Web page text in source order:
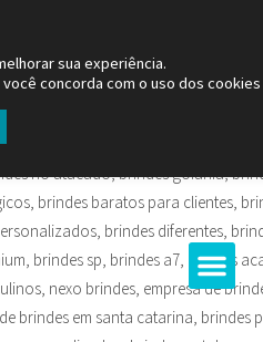
sua experiência.
concorda com o uso dos